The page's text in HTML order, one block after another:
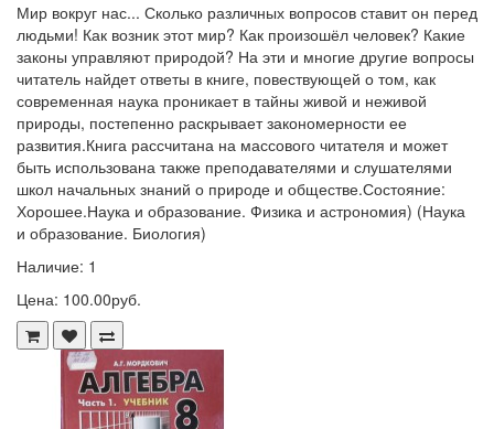
Мир вокруг нас... Сколько различных вопросов ставит он перед
людьми! Как возник этот мир? Как произошёл человек? Какие
законы управляют природой? На эти и многие другие вопросы
читатель найдет ответы в книге, повествующей о том, как
современная наука проникает в тайны живой и неживой
природы, постепенно раскрывает закономерности ее
развития.Книга рассчитана на массового читателя и может
быть использована также преподавателями и слушателями
школ начальных знаний о природе и обществе.Состояние:
Хорошее.Наука и образование. Физика и астрономия) (Наука
и образование. Биология)
Наличие: 1
Цена: 100.00руб.